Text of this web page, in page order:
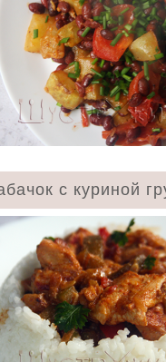
с куриной